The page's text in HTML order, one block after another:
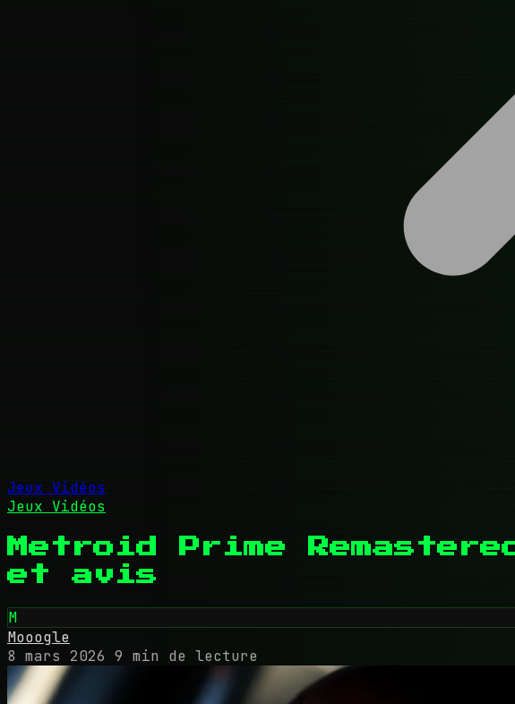
Jeux Vidéos
Jeux Vidéos
Metroid Prime
et avis
M
Mooogle
8 mars 2026 9 min de lecture